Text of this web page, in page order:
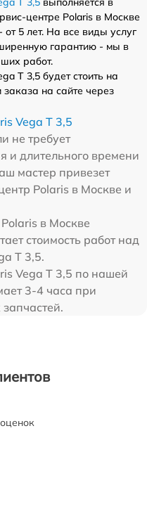
центре Polaris в Москве
5 лет. На все виды услуг
гарантию - мы в
работ.
T 3,5 будет стоить на
на сайте через
Vega T 3,5
не требует
и длительного времени
мастер привезет
Polaris в Москве и
в Москве
стоимость работ над
T 3,5.
Vega T 3,5 по нашей
3-4 часа при